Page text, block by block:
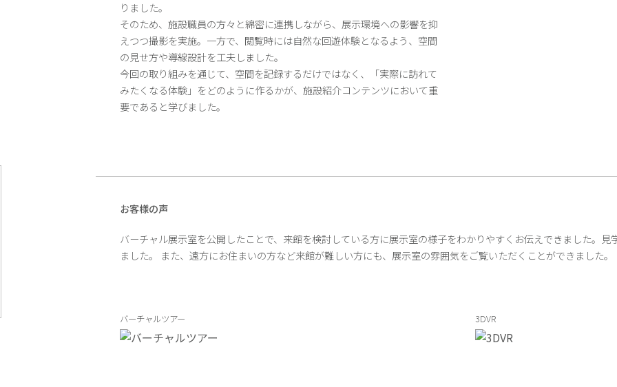
りました。
そのため、施設職員の方々と綿密に連携しながら、展示環境への影響を抑
えつつ撮影を実施。一方で、閲覧時には自然な回遊体験となるよう、空間
の見せ方や導線設計を工夫しました。
今回の取り組みを通じて、空間を記録するだけではなく、「実際に訪れて
みたくなる体験」をどのように作るかが、施設紹介コンテンツにおいて重
要であると学びました。
お客様の声
バーチャル展示室を公開したことで、来館を検討している方に展示室の様子をわかりやすくお伝えできました。
ました。 また、遠方にお住まいの方など来館が難しい方にも、展示室の雰囲気をご覧いただくことができました。
バーチャルツアー 3DVR